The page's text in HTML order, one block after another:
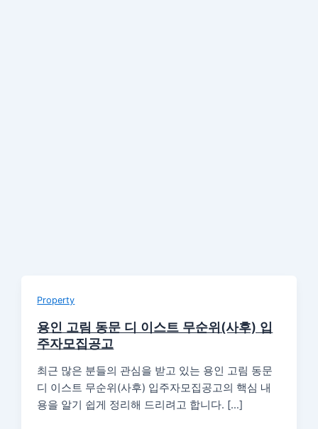
Property
용인 고림 동문 디 이스트 무순위(사후) 입
주자모집공고
최근 많은 분들의 관심을 받고 있는 용인 고림 동문
디 이스트 무순위(사후) 입주자모집공고의 핵심 내
용을 알기 쉽게 정리해 드리려고 합니다. […]